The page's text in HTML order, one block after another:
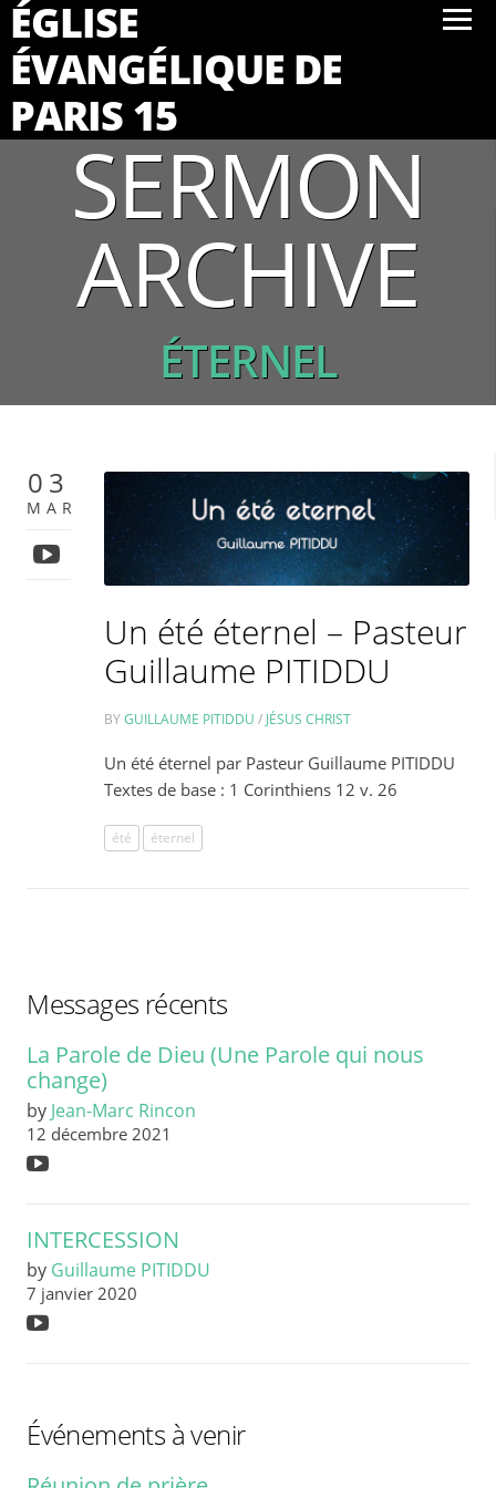
ÉGLISE
ÉVANGÉLIQUE DE
PARIS 15
SERMON
ARCHIVE
ÉTERNEL
03
MAR
Un été éternel – Pasteur
Guillaume PITIDDU
BYGUILLAUME PITIDDU / JÉSUS CHRIST
Un été éternel par Pasteur Guillaume PITIDDU
Textes de base : 1 Corinthiens 12 v. 26
été éternel
Messages récents
La Parole de Dieu (Une Parole qui nous
change)
by Jean-Marc Rincon
12 décembre 2021
INTERCESSION
by Guillaume PITIDDU
7 janvier 2020
Événements à venir